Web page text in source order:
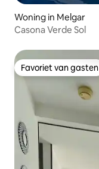
Woning in Melgar
Casona Verde Sol
Favoriet van gasten
Favoriet van gasten